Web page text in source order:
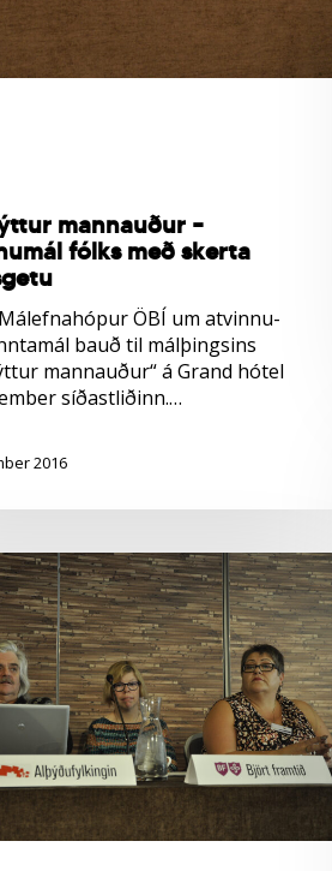
mannauður –
fólks með skerta
ÖBÍ um atvinnu-
bauð til málþingsins
mannauður“ á Grand hótel
síðastliðinn.…
2016